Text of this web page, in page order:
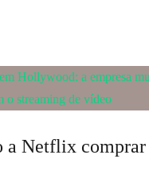
a Netflix comprar